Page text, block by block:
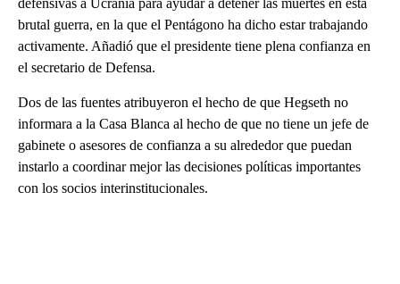
defensivas a Ucrania para ayudar a detener las muertes en esta
brutal guerra, en la que el Pentágono ha dicho estar trabajando
activamente. Añadió que el presidente tiene plena confianza en
el secretario de Defensa.
Dos de las fuentes atribuyeron el hecho de que Hegseth no
informara a la Casa Blanca al hecho de que no tiene un jefe de
gabinete o asesores de confianza a su alrededor que puedan
instarlo a coordinar mejor las decisiones políticas importantes
con los socios interinstitucionales.